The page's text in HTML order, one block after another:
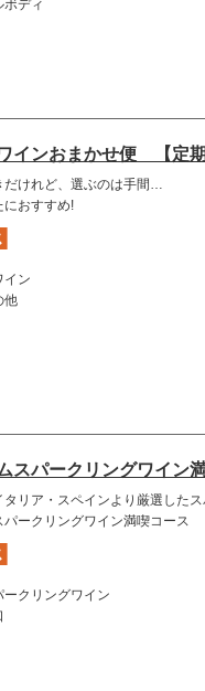
ディ
インおまかせ便 【定期
だけれど、選ぶのは手間…
におすすめ!
イン
他
スパークリングワイ
タリア・スペインより厳選した
パークリングワイン満喫コース
ークリングワイン